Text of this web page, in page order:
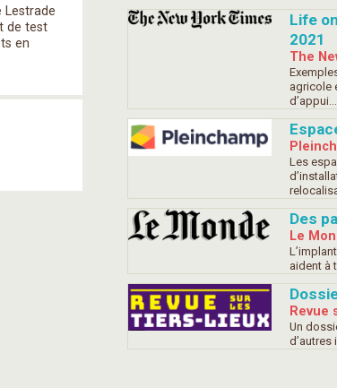
Life
2021
The
agricole
Les
Des
Le
aident à
Revue
Un
d’autres
Lestrade
de test
en